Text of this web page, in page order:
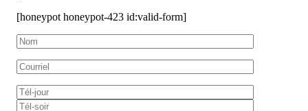
[honeypot honeypot-423 id:valid-form]